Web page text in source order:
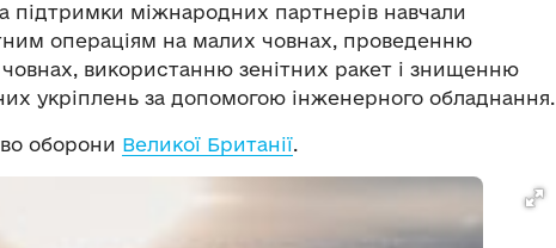
підтримки міжнародних партнерів навчали
операціям на малих човнах, проведенню
використанню зенітних ракет і знищенню
укріплень за допомогою інженерного обладнання.
оборони Великої Британії.